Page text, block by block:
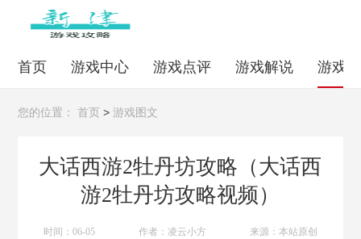
首页 游戏中心 游戏点评 游戏解说 游戏
您的位置： 首页 >游戏图文
大话西游2牡丹坊攻略（大话西
游2牡丹坊攻略视频）
时间：06-05 作者：凌云小方 来源：本站原创